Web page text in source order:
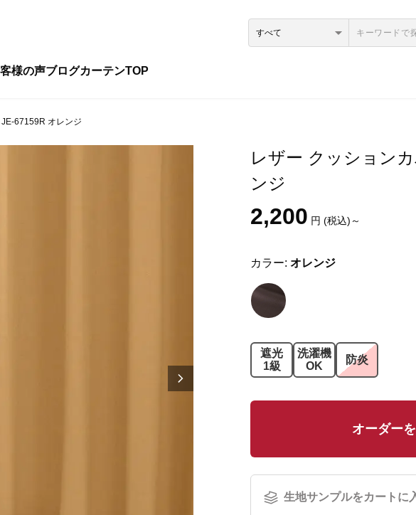
様の声ブログカーテンTOP
67159R オレンジ
レザー クッション
ンジ
2,200 円 (税込)～
カラー: オレンジ
遮光
1級
洗濯機
OK
防炎
オーダー
生地サンプルをカートに